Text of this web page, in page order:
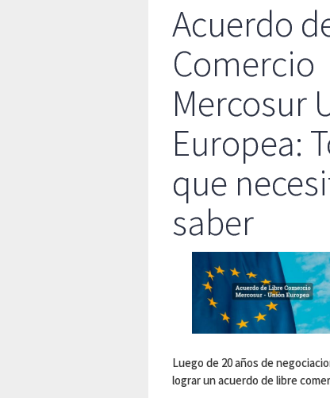
Acuerdo
Comercio
Mercosur
Europea:
que
saber
Luego de 20 años de
lograr un acuerdo de libre